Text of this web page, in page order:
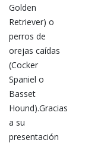
Golden
Retriever) o
perros de
orejas caídas
(Cocker
Spaniel o
Basset
Hound).Gracias
a su
presentación